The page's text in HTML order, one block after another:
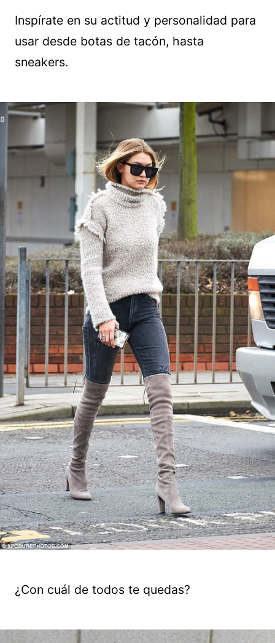
Inspírate en su actitud y personalidad para
usar desde botas de tacón, hasta
sneakers.
¿Con cuál de todos te quedas?